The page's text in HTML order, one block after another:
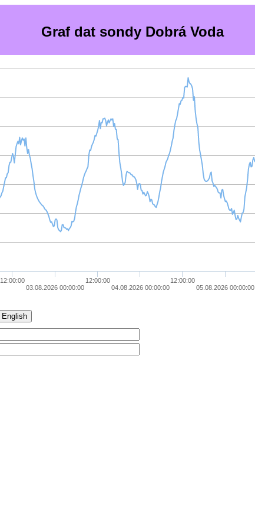
Graf dat sondy Dobrá Voda
12:00:00
03.08.2026 00:00:00
12:00:00
04.08.2026 00:00:00
12:00:00
05.08.2026 00:00:00
English